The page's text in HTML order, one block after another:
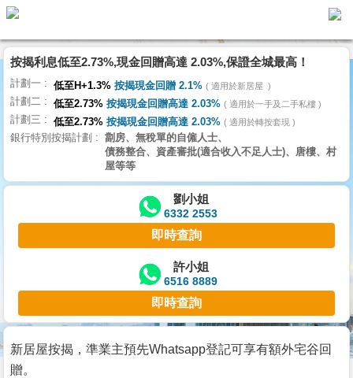
代
理
主
頁
搵
樓/
交
業
主
宅
谷
按
按揭利息低至2.73%,現金回贈高達 2.03%,保證全城最高！
計劃一 低至H+1.3% 按揭現金回贈 2.1% 適用於新居屋
計劃二 低至2.73% 按揭現金回贈高達 2.03% 適用於一手及二手私樓
計劃三 低至2.73% 按揭現金回贈高達 2.03% 適用於轉按套現
銀行特別按揭計劃
劏房、無稅單的自僱人士、
債務整合、資產審批(適合收入不足人士)、唐樓、村
屋等等
劉小姐
6332 2553
即時查詢
許小姐
6516 8889
即時查詢
新居屋按揭，準業主預先Whatsapp登記可享有額外宅谷回
贈。